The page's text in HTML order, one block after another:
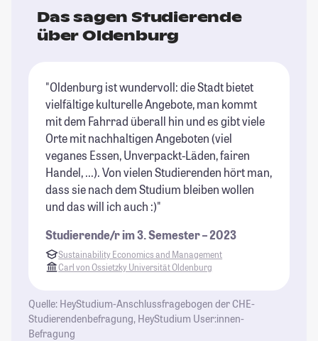
Das sagen Studierende
über Oldenburg
"Oldenburg ist wundervoll: die Stadt bietet
vielfältige kulturelle Angebote, man kommt
mit dem Fahrrad überall hin und es gibt viele
Orte mit nachhaltigen Angeboten (viel
veganes Essen, Unverpackt-Läden, fairen
Handel, ...). Von vielen Studierenden hört man,
dass sie nach dem Studium bleiben wollen
und das will ich auch :)"
Studierende/r im 3. Semester – 2023
Sustainability Economics and Management
Carl von Ossietzky Universität Oldenburg
Quelle: HeyStudium-Anschlussfragebogen der CHE-
Studierendenbefragung, HeyStudium User:innen-
Befragung